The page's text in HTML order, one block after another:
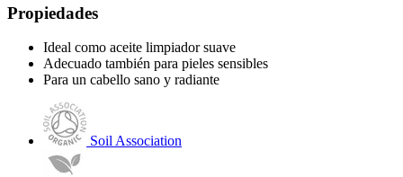
Propiedades
Ideal como aceite limpiador suave
Adecuado también para pieles sensibles
Para un cabello sano y radiante
Soil Association